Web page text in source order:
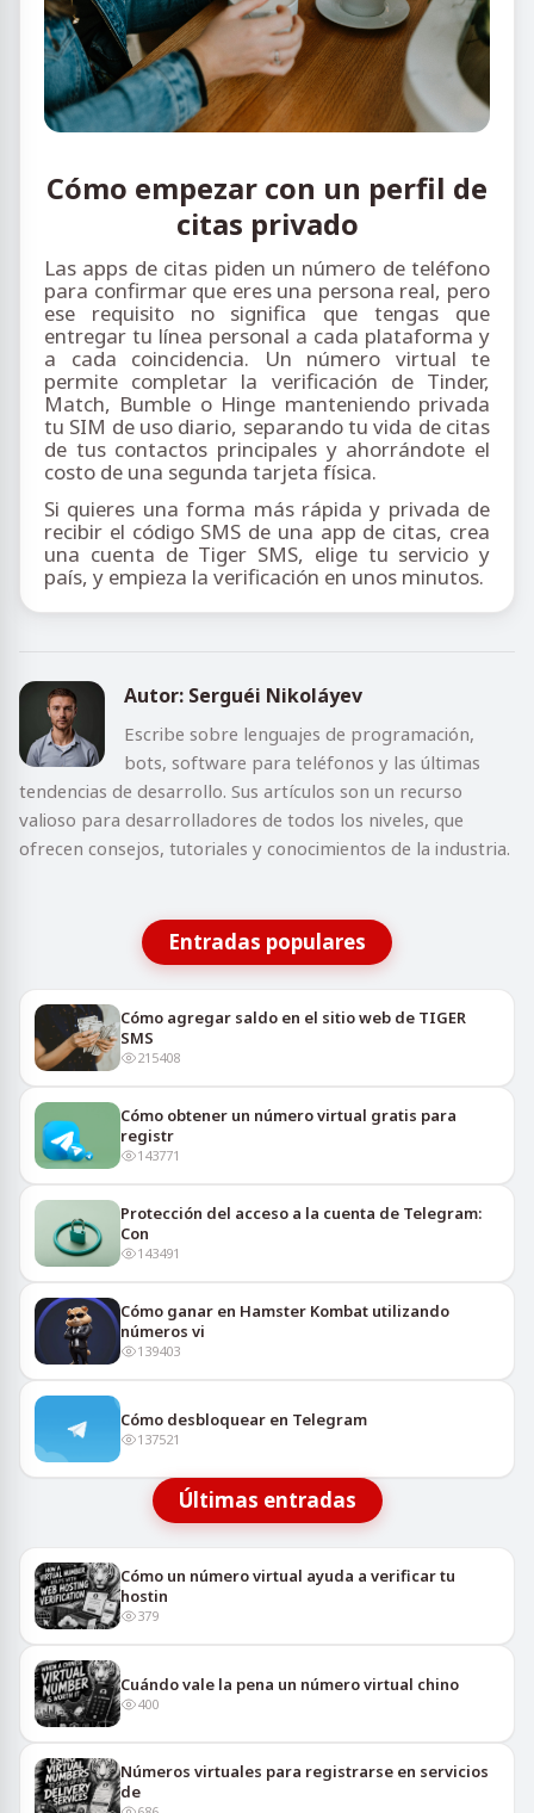
Cómo empezar con un perfil de
citas privado
Las apps de citas piden un número de teléfono
para confirmar que eres una persona real, pero
ese requisito no significa que tengas que
entregar tu línea personal a cada plataforma y
a cada coincidencia. Un número virtual te
permite completar la verificación de Tinder,
Match, Bumble o Hinge manteniendo privada
tu SIM de uso diario, separando tu vida de citas
de tus contactos principales y ahorrándote el
costo de una segunda tarjeta física.
Si quieres una forma más rápida y privada de
recibir el código SMS de una app de citas, crea
una cuenta de Tiger SMS, elige tu servicio y
país, y empieza la verificación en unos minutos.
Autor: Serguéi Nikoláyev
Escribe sobre lenguajes de programación,
bots, software para teléfonos y las últimas
tendencias de desarrollo. Sus artículos son un recurso
valioso para desarrolladores de todos los niveles, que
ofrecen consejos, tutoriales y conocimientos de la industria.
Entradas populares
Cómo agregar saldo en el sitio web de TIGER
SMS
215408
Cómo obtener un número virtual gratis para
registr
143771
Protección del acceso a la cuenta de Telegram:
Con
143491
Cómo ganar en Hamster Kombat utilizando
números vi
139403
Cómo desbloquear en Telegram
137521
Últimas entradas
Cómo un número virtual ayuda a verificar tu
hostin
379
Cuándo vale la pena un número virtual chino
400
Números virtuales para registrarse en servicios
de